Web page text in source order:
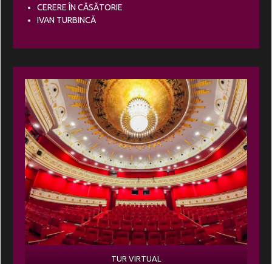
CERERE ÎN CĂSĂTORIE
IVAN TURBINCĂ
TUR VIRTUAL